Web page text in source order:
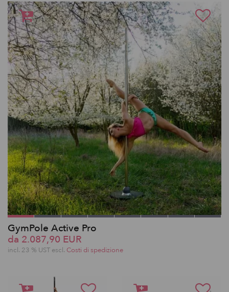
GymPole Active Pro
da 2.087,90 EUR
incl. 23 % UST escl. Costi di spedizione